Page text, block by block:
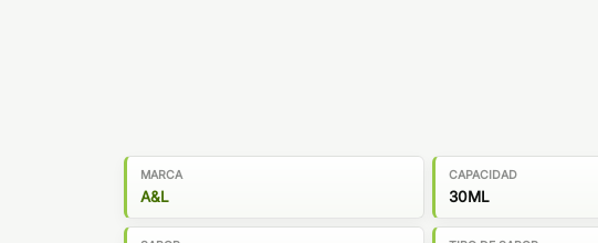
MARCA
A&L
CAPACIDAD
30ML